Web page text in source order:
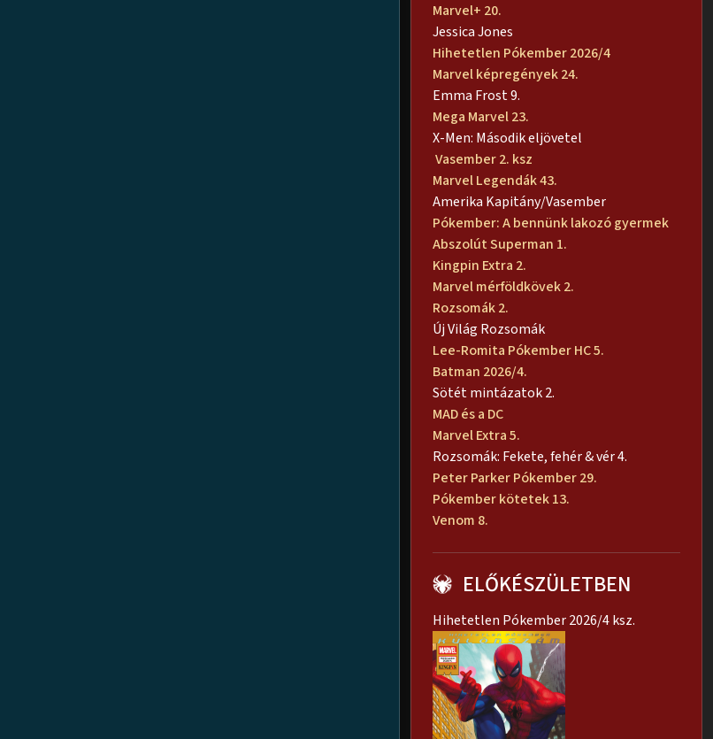
Marvel+ 20.
Jessica Jones
Hihetetlen Pókember 2026/4
Marvel képregények 24.
Emma Frost 9.
Mega Marvel 23.
X-Men: Második eljövetel
Vasember 2. ksz
Marvel Legendák 43.
Amerika Kapitány/Vasember
Pókember: A bennünk lakozó gyermek
Abszolút Superman 1.
Kingpin Extra 2.
Marvel mérföldkövek 2.
Rozsomák 2.
Új Világ Rozsomák
Lee-Romita Pókember HC 5.
Batman 2026/4.
Sötét mintázatok 2.
MAD és a DC
Marvel Extra 5.
Rozsomák: Fekete, fehér & vér 4.
Peter Parker Pókember 29.
Pókember kötetek 13.
Venom 8.
ELŐKÉSZÜLETBEN
Hihetetlen Pókember 2026/4 ksz.